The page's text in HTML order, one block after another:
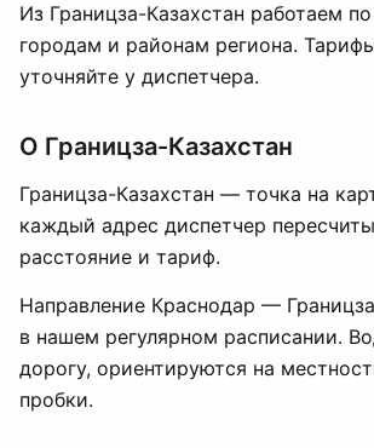
Из Границза-Казахстан работаем
городам и районам региона.
уточняйте у диспетчера.
О Границза-Казахстан
Границза-Казахстан — точка на
каждый адрес диспетчер
расстояние и тариф.
Направление Краснодар —
в нашем регулярном расписании.
дорогу, ориентируются на
пробки.